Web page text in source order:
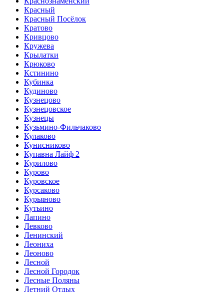
Красный
Красный Посёлок
Кратово
Кривцово
Кружева
Крылатки
Крюково
Кстинино
Кубинка
Кудиново
Кузнецово
Кузнецовское
Кузнецы
Кузьмино-Фильчаково
Кулаково
Кунисниково
Купавна Лайф 2
Курилово
Курово
Куровское
Курсаково
Курьяново
Кутьино
Лапино
Левково
Ленинский
Леониха
Леоново
Лесной
Лесной Городок
Лесные Поляны
Летний Отдых